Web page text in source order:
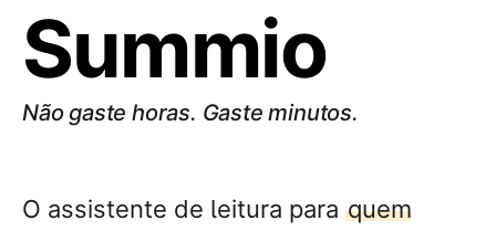
Summio
Não gaste horas. Gaste minutos.
O assistente de leitura para quem